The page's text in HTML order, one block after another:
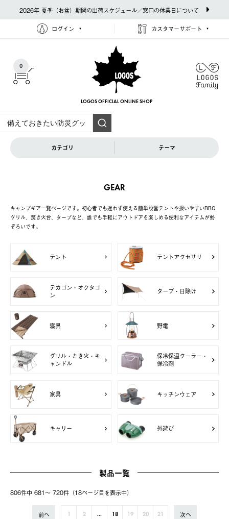
2026年 夏季（お盆）期間の出荷スケジュール／窓口の休業日について
ログイン カスタマーサポート
0
LOGOS OFFICIAL ONLINE SHOP
カテゴリ テーマ
GEAR
キャンプギア一覧ページです。初心者でも迷わず使える簡単設営テントや扱いやすいBBQ
グリル、焚き火台、タープなど、誰でも手軽にアウトドアを楽しめる便利なアイテムが勢
ぞろいです。
テント テントアクセサリ
デカゴン・オクタゴ
ン
タープ・日除け
寝具 野電
グリル・たき火・キ
ャンドル
保冷保温クーラー・
保冷剤
家具 キッチンウェア
キャリー 外遊び
製品一覧
806件中 681〜 720件（18ページ⽬を表⽰中）
前へ 2 ... 18 19 20 21 次へ